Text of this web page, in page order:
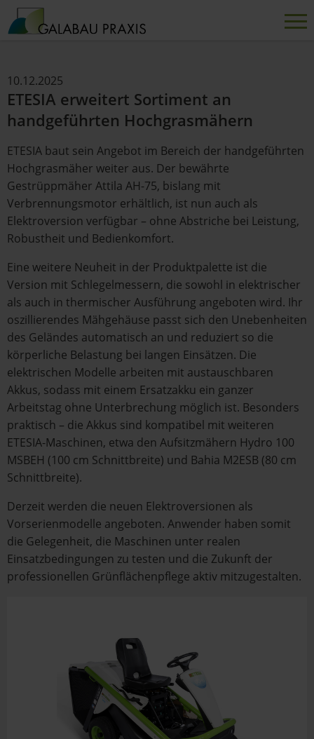
10.12.2025
ETESIA erweitert Sortiment an
handgeführten Hochgrasmähern
ETESIA baut sein Angebot im Bereich der handgeführten
Hochgrasmäher weiter aus. Der bewährte
Gestrüppmäher Attila AH-75, bislang mit
Verbrennungsmotor erhältlich, ist nun auch als
Elektroversion verfügbar – ohne Abstriche bei Leistung,
Robustheit und Bedienkomfort.
Eine weitere Neuheit in der Produktpalette ist die
Version mit Schlegelmessern, die sowohl in elektrischer
als auch in thermischer Ausführung angeboten wird. Ihr
oszillierendes Mähgehäuse passt sich den Unebenheiten
des Geländes automatisch an und reduziert so die
körperliche Belastung bei langen Einsätzen. Die
elektrischen Modelle arbeiten mit austauschbaren
Akkus, sodass mit einem Ersatzakku ein ganzer
Arbeitstag ohne Unterbrechung möglich ist. Besonders
praktisch – die Akkus sind kompatibel mit weiteren
ETESIA-Maschinen, etwa den Aufsitzmähern Hydro 100
MSBEH (100 cm Schnittbreite) und Bahia M2ESB (80 cm
Schnittbreite).
Derzeit werden die neuen Elektroversionen als
Vorserienmodelle angeboten. Anwender haben somit
die Gelegenheit, die Maschinen unter realen
Einsatzbedingungen zu testen und die Zukunft der
professionellen Grünflächenpflege aktiv mitzugestalten.